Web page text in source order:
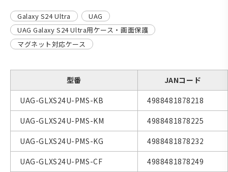
Galaxy S24 Ultra
UAG
UAG Galaxy S24 Ultra用ケース・画面保護
マグネット対応ケース
型番
JANコード
UAG-GLXS24U-PMS-KB
4988481878218
UAG-GLXS24U-PMS-KM
4988481878225
UAG-GLXS24U-PMS-KG
4988481878232
UAG-GLXS24U-PMS-CF
4988481878249